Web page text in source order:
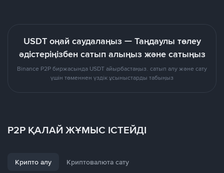
USDT оңай саудалаңыз — Таңдаулы төлеу
әдістеріңізбен сатып алыңыз және сатыңыз
Binance P2P биржасында USDT айырбастаңыз. сатып алу және сату
үшін төменнен үздік ұсыныстарды табыңыз
P2P ҚАЛАЙ ЖҰМЫС ІСТЕЙДІ
Крипто алу Криптовалюта сату